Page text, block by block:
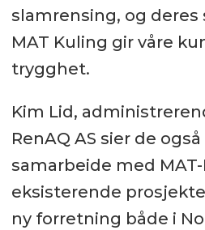
slamrensing, og deres
MAT Kuling gir våre
trygghet.
Kim Lid,
RenAQ AS sier de
samarbeide med
eksisterende
ny forretning både i